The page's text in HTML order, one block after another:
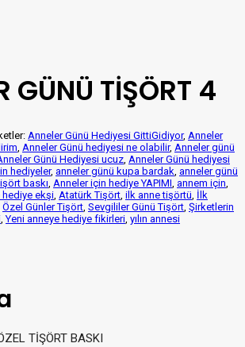
GÜNÜ TİŞÖRT 4
Anneler Günü Hediyesi GittiGidiyor, Anneler
Anneler Günü hediyesi ne olabilir, Anneler günü
Günü Hediyesi ucuz Anneler Günü hediyesi
hediyeler, anneler günü kupa bardak anneler günü
baskı Anneler için hediye YAPIMI annem için
hediye ekşi Atatürk Tişört ilk anne tişörtü İlk
Özel Günler Tişört Sevgililer Günü Tişört Şirketlerin
,Yeni anneye hediye fikirleri yılın annesi
TİŞÖRT BASKI